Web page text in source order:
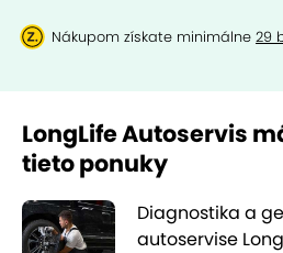
Nákupom získate minimálne 29
LongLife Autoservis
tieto ponuky
Diagnostika a
autoservise